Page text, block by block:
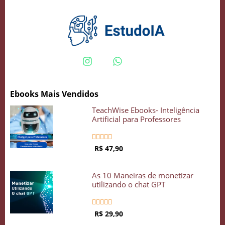
Ebooks Mais Vendidos
TeachWise Ebooks- Inteligência
Artificial para Professores
    
R$ 47,90
As 10 Maneiras de monetizar
utilizando o chat GPT
    
R$ 29,90
Vidgenie
COMECE GRÁTIS